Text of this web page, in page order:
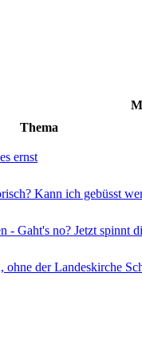
Thema
ernst
Kann ich gebüsst
- Gaht's no? Jetzt spinnt
der Landeskirche